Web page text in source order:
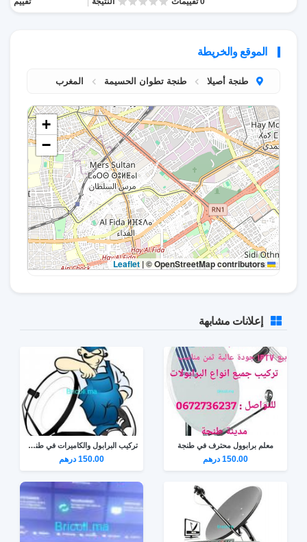
الموقع والخريطة
طنجة أصيلا طنجة تطوان الحسيمة المغرب
+
−
Leaflet
|© OpenStreetMap contributors
إعلانات مشابهة
معلم برابوول محترف في طنجة
150.00 درهم
تركيب البرابول والكاميرات في طنجة 0672736237
150.00 درهم